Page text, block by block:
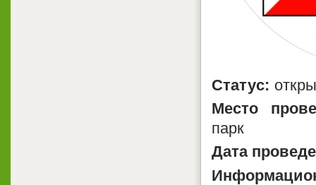
Статуc:
Место
парк
Дата